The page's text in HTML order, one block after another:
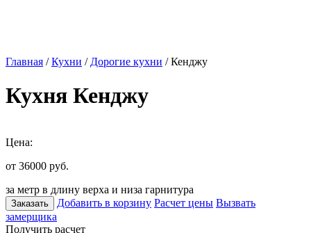
Главная /Кухни / Дорогие кухни / Кенджу
Кухня Кенджу
Цена:
от 36000 руб.
за метр в длину верха и низа гарнитура
Заказать Добавить в корзину Расчет цены Вызвать
замерщика
Получить расчет